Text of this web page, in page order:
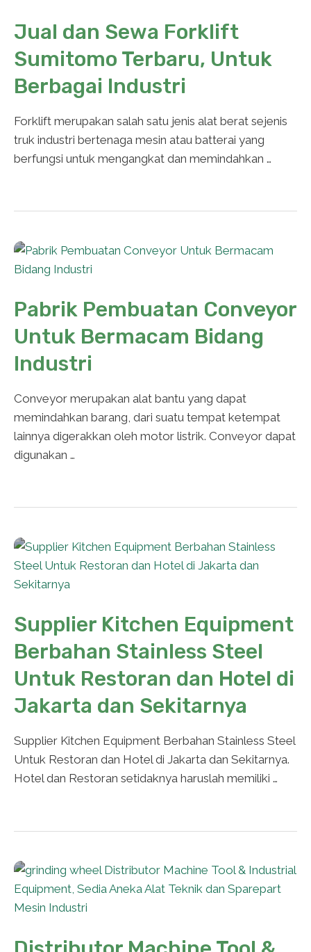
Jual dan Sewa Forklift
Sumitomo Terbaru, Untuk
Berbagai Industri
Forklift merupakan salah satu jenis alat berat sejenis
truk industri bertenaga mesin atau batterai yang
berfungsi untuk mengangkat dan memindahkan …
Pabrik Pembuatan Conveyor
Untuk Bermacam Bidang
Industri
Conveyor merupakan alat bantu yang dapat
memindahkan barang, dari suatu tempat ketempat
lainnya digerakkan oleh motor listrik. Conveyor dapat
digunakan …
Supplier Kitchen Equipment
Berbahan Stainless Steel
Untuk Restoran dan Hotel di
Jakarta dan Sekitarnya
Supplier Kitchen Equipment Berbahan Stainless Steel
Untuk Restoran dan Hotel di Jakarta dan Sekitarnya.
Hotel dan Restoran setidaknya haruslah memiliki …